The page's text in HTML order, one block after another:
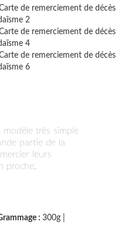
très simple
partie de la
leurs
proche.
: 300g